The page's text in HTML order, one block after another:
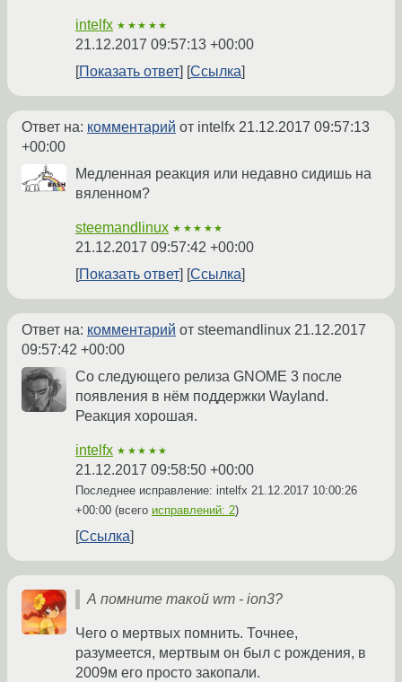
intelfx ★★★★★
21.12.2017 09:57:13 +00:00
Показать ответ
Ссылка
Ответ на: комментарий от intelfx 21.12.2017 09:57:13
+00:00
Медленная реакция или недавно сидишь на
вяленном?
steemandlinux ★★★★★
21.12.2017 09:57:42 +00:00
Показать ответ
Ссылка
Ответ на: комментарий от steemandlinux 21.12.2017
09:57:42 +00:00
Со следующего релиза GNOME 3 после
появления в нём поддержки Wayland.
Реакция хорошая.
intelfx ★★★★★
21.12.2017 09:58:50 +00:00
Последнее исправление: intelfx 21.12.2017 10:00:26
+00:00 (всего исправлений: 2)
Ссылка
А помните такой wm - ion3?
Чего о мертвых помнить. Точнее,
разумеется, мертвым он был с рождения, в
2009м его просто закопали.